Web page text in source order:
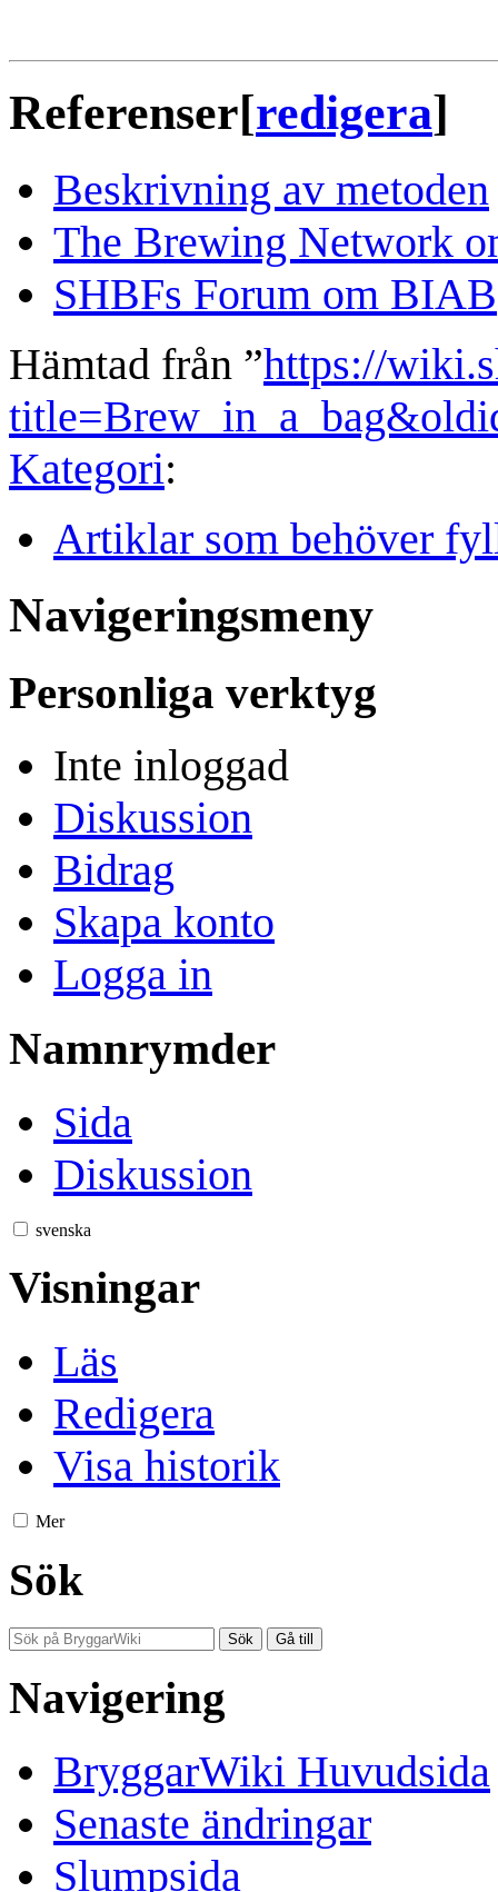
Referenser[redigera]
Beskrivning av metoden
The Brewing Network
SHBFs Forum om BIAB
Hämtad från ”https://
Kategori:
Artiklar som behöver
Navigeringsmeny
Personliga verktyg
Inte inloggad
Diskussion
Bidrag
Skapa konto
Logga in
Namnrymder
Sida
Diskussion
svenska
Visningar
Läs
Redigera
Visa historik
Mer
Sök
Navigering
BryggarWiki Huvudsida
Senaste ändringar
Slumpsida